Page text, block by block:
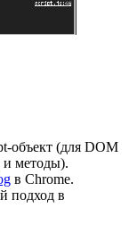
объект (для DOM
и методы).
в Chrome.
подход в